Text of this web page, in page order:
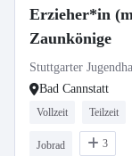
Erzieher*in
Zaunkönige
Stuttgarter
Bad Cannstatt
Vollzeit Teilzeit
Jobrad 3